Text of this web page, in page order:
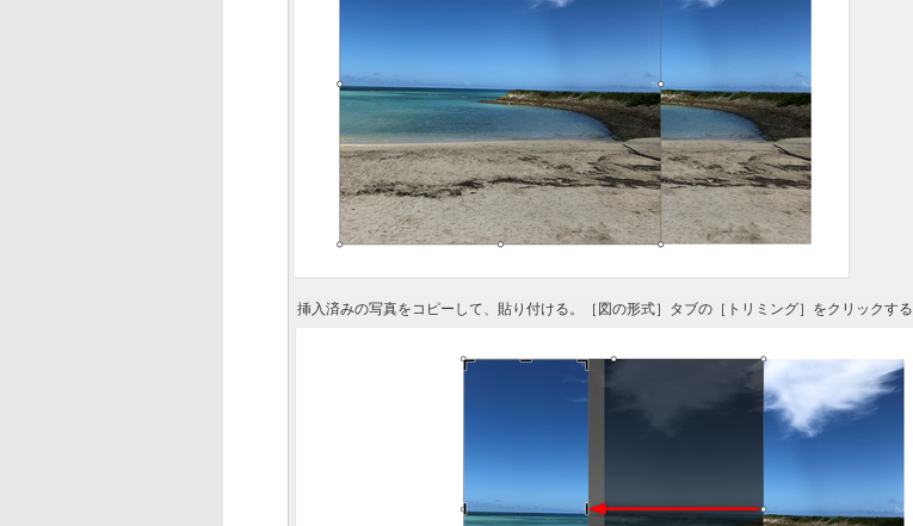
挿入済みの写真をコピーして、貼り付ける。［図の形式］タブの［トリミング］をクリックする